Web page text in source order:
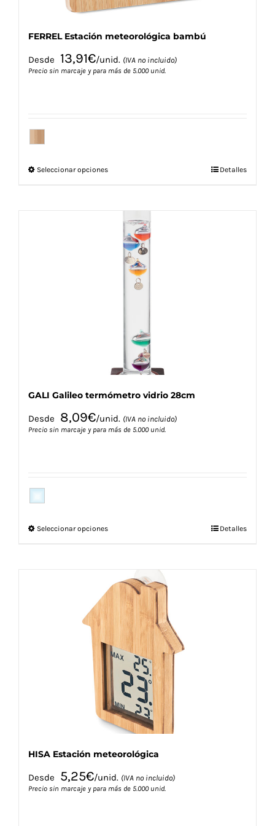
FERREL Estación meteorológica bambú
Desde 13,91€/unid. (IVA no incluido)
Precio sin marcaje y para más de 5.000 unid.
Seleccionar opcionesEste
múltiples
variantes.
opciones
pueden
producto
Detalles
GALI Galileo termómetro vidrio 28cm
Desde 8,09€/unid. (IVA no incluido)
Precio sin marcaje y para más de 5.000 unid.
Seleccionar opcionesEste
variantes.
opciones
se
pueden
elegir
en
la
página
de
producto
Detalles
HISA Estación meteorológica
Desde 5,25€/unid. (IVA no incluido)
Precio sin marcaje y para más de 5.000 unid.